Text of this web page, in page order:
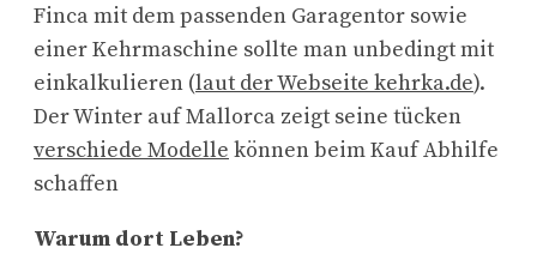
Finca mit dem passenden Garagentor sowie
einer Kehrmaschine sollte man unbedingt mit
einkalkulieren (laut der Webseite kehrka.de).
Der Winter auf Mallorca zeigt seine tücken
verschiede Modelle können beim Kauf Abhilfe
schaffen
Warum dort Leben?